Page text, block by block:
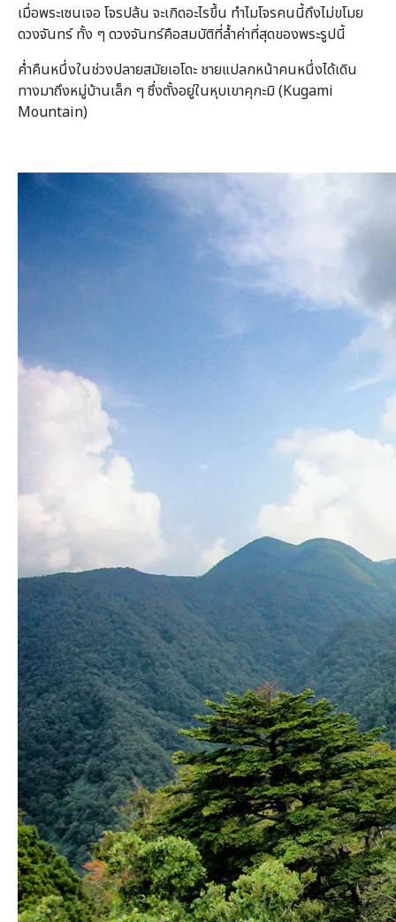
เมื่อพระเซนเจอ โจรปล้น จะเกิดอะไรขึ้น ทำไมโจรคนนี้ถึงไม่ขโมย
ดวงจันทร์ ทั้ง ๆ ดวงจันทร์คือสมบัติที่ล้ำค่าที่สุดของพระรูปนี้
ค่ำคืนหนึ่งในช่วงปลายสมัยเอโดะ ชายแปลกหน้าคนหนึ่งได้เดิน
ทางมาถึงหมู่บ้านเล็ก ๆ ซึ่งตั้งอยู่ในหุบเขาคุกะมิ (Kugami
Mountain)